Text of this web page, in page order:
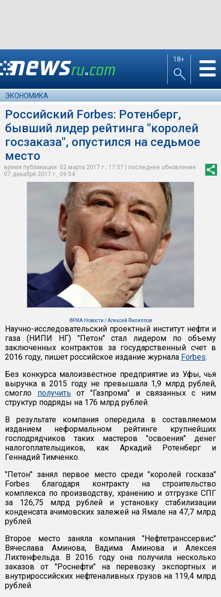
18+ ☰
ЭКОНОМИКА
Российский Forbes: Ротенберг,
бывший лидер рейтинга "королей
госзаказа", опустился на седьмое
место
время публикации: 02 марта 2017 г., 17:07 | последнее обновление:
07 декабря 2017 г., 09:54
©РИА Новости / Алексей Филиппов
Научно-исследовательский проектный институт нефти и
газа (НИПИ НГ) "Петон" стал лидером по объему
заключенных контрактов за государственный счет в
2016 году, пишет российское издание журнала Forbes.
Без конкурса малоизвестное предприятие из Уфы, чья
выручка в 2015 году не превышала 1,9 млрд рублей,
смогло получить от "Газпрома" и связанных с ним
структур подряды на 176 млрд рублей.
В результате компания опередила в составляемом
изданием неформальном рейтинге крупнейших
господрядчиков таких мастеров "освоения" денег
налогоплательщиков, как Аркадий Ротенберг и
Геннадий Тимченко.
"Петон" занял первое место среди "королей госказа"
Forbes благодаря контракту на строительство
комплекса по производству, хранению и отгрузке СПГ
за 126,75 млрд рублей и установку стабилизации
конденсата ачимовских залежей на Ямале на 47,7 млрд
рублей.
Второе место заняла компания "Нефтетранссервис"
Вячеслава Аминова, Вадима Аминова и Алексея
Лихтенфельда. В 2016 году она получила несколько
заказов от "Роснефти" на перевозку экспортных и
внутрироссийских нефтеналивных грузов на 119,4 млрд
рублей.